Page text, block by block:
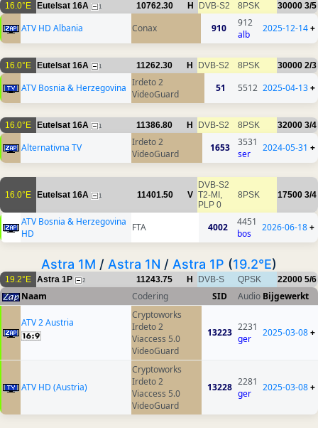
16.0°E Eutelsat 16A 1 10762.30 H DVB-S2 8PSK 30000 3/5
ATV HD Albania Conax 910
912
alb
2025-12-14+
16.0°E Eutelsat 16A 1 11262.30 H DVB-S2 8PSK 30000 2/3
ATV Bosnia & Herzegovina Irdeto 2
VideoGuard
51 5512 2025-04-13+
16.0°E Eutelsat 16A 1 11386.80 H DVB-S2 8PSK 32000 3/4
Alternativna TV
Irdeto 2
VideoGuard
1653
3531
ser
2024-05-31 +
16.0°E Eutelsat 16A 1 11401.50 V
DVB-S2
T2-MI,
PLP 0
8PSK 17500 3/4
ATV Bosnia & Herzegovina
HD
FTA 4002
4451
bos
2026-06-18+
Astra 1M / Astra 1N / Astra 1P (19.2°E)
19.2°E Astra 1P 2 11243.75 H DVB-S QPSK 22000 5/6
Naam Codering SID Audio Bijgewerkt
ATV 2 Austria
Cryptoworks
Irdeto 2
Viaccess 5.0
VideoGuard
13223 2231
ger
2025-03-08+
ATV HD (Austria)
Cryptoworks
Irdeto 2
Viaccess 5.0
VideoGuard
13228 2281
ger
2025-03-08+